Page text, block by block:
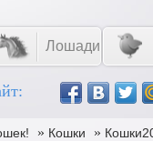
Лошади
» Кошки »